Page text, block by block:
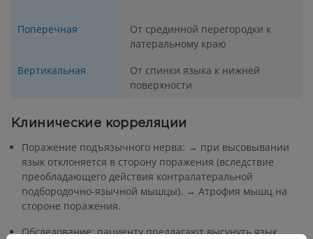
Поперечная
От срединной перегородки к
латеральному краю
Вертикальная
От спинки языка к нижней
поверхности
Клинические корреляции
Поражение подъязычного нерва: → при высовывании
язык отклоняется в сторону поражения (вследствие
преобладающего действия контралатеральной
подбородочно-язычной мышцы). → Атрофия мышц на
стороне поражения.
Обследование: пациенту предлагают высунуть язык,